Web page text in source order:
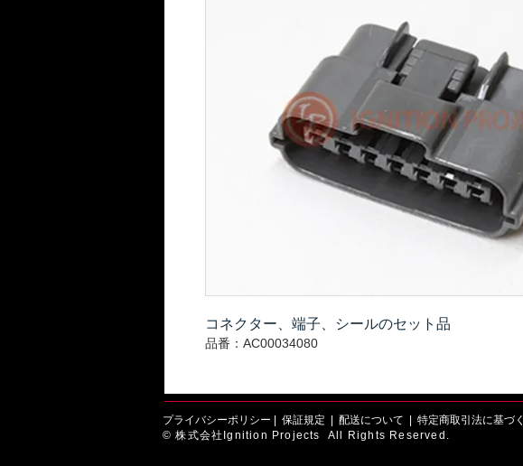
コネクター、端子、シールのセット品
品番：AC00034080
プライバシーポリシー 保証規定 配送について 特定商取引法に基づ
© 株式会社Ignition Projects All Rights Reserved.